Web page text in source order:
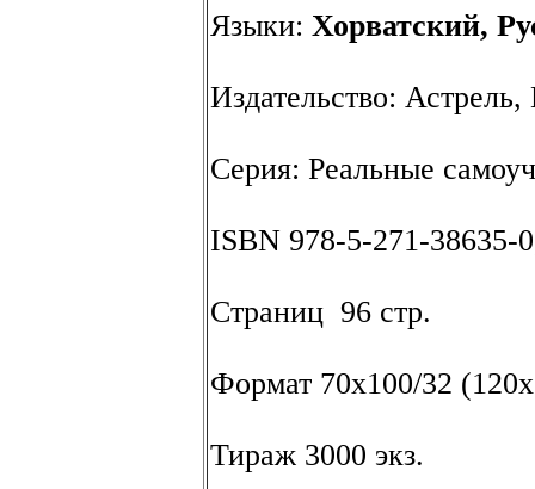
Языки: Хорватский,
Издательство:
Серия: Реальные
ISBN 978-5-271-38635-
Страниц 96 стр.
Формат 70x100/32
Тираж 3000 экз.